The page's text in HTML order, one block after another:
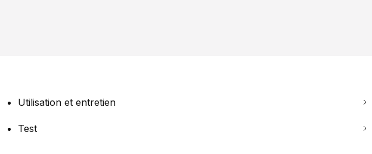
Utilisation et entretien
Test